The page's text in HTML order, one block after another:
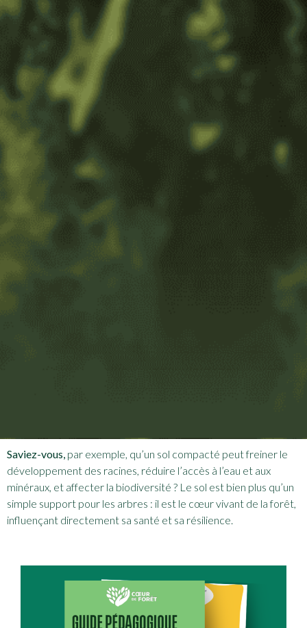
Saviez-vous, par exemple, qu’un sol compacté peut freiner le
développement des racines, réduire l’accès à l’eau et aux
minéraux, et affecter la biodiversité ? Le sol est bien plus qu’un
simple support pour les arbres : il est le cœur vivant de la forêt,
influençant directement sa santé et sa résilience.